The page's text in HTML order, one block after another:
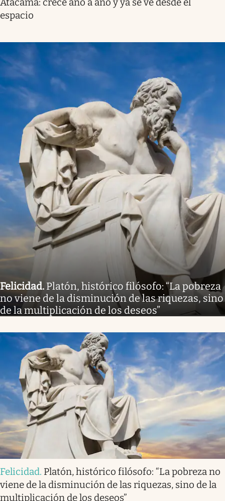
espacio
Felicidad. Platón, histórico filósofo: “La pobreza
no viene de la disminución de las riquezas, sino
de la multiplicación de los deseos”
Felicidad. Platón, histórico filósofo: “La pobreza no
viene de la disminución de las riquezas, sino de la
multiplicación de los deseos”